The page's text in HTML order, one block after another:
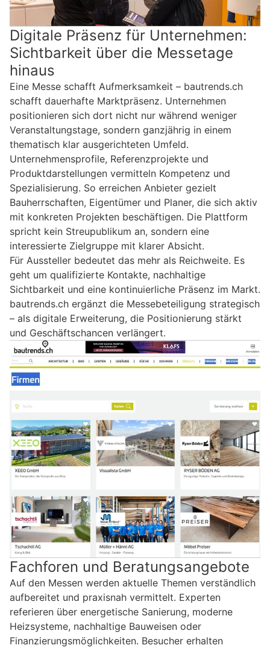
Digitale Präsenz für Unternehmen:
Sichtbarkeit über die Messetage
hinaus
Eine Messe schafft Aufmerksamkeit – bautrends.ch
schafft dauerhafte Marktpräsenz. Unternehmen
positionieren sich dort nicht nur während weniger
Veranstaltungstage, sondern ganzjährig in einem
thematisch klar ausgerichteten Umfeld.
Unternehmensprofile, Referenzprojekte und
Produktdarstellungen vermitteln Kompetenz und
Spezialisierung. So erreichen Anbieter gezielt
Bauherrschaften, Eigentümer und Planer, die sich aktiv
mit konkreten Projekten beschäftigen. Die Plattform
spricht kein Streupublikum an, sondern eine
interessierte Zielgruppe mit klarer Absicht.
Für Aussteller bedeutet das mehr als Reichweite. Es
geht um qualifizierte Kontakte, nachhaltige
Sichtbarkeit und eine kontinuierliche Präsenz im Markt.
bautrends.ch ergänzt die Messebeteiligung strategisch
– als digitale Erweiterung, die Positionierung stärkt
und Geschäftschancen verlängert.
Fachforen und Beratungsangebote
Auf den Messen werden aktuelle Themen verständlich
aufbereitet und praxisnah vermittelt. Experten
referieren über energetische Sanierung, moderne
Heizsysteme, nachhaltige Bauweisen oder
Finanzierungsmöglichkeiten. Besucher erhalten